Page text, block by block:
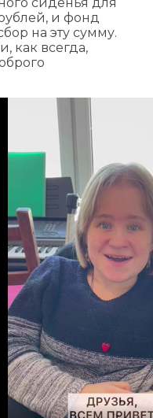
и фонд
на эту сумму.
как всегда,